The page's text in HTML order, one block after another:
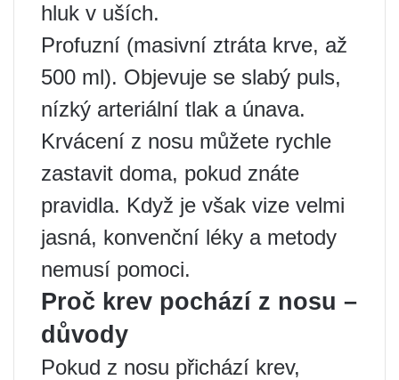
hluk v uších.
Profuzní (masivní ztráta krve, až
500 ml). Objevuje se slabý puls,
nízký arteriální tlak a únava.
Krvácení z nosu můžete rychle
zastavit doma, pokud znáte
pravidla. Když je však vize velmi
jasná, konvenční léky a metody
nemusí pomoci.
Proč krev pochází z nosu –
důvody
Pokud z nosu přichází krev,